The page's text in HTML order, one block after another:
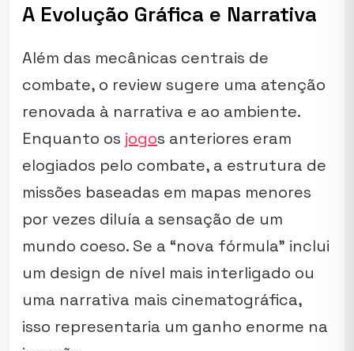
A Evolução Gráfica e Narrativa
Além das mecânicas centrais de
combate, o review sugere uma atenção
renovada à narrativa e ao ambiente.
Enquanto os jogos anteriores eram
elogiados pelo combate, a estrutura de
missões baseadas em mapas menores
por vezes diluía a sensação de um
mundo coeso. Se a “nova fórmula” inclui
um design de nível mais interligado ou
uma narrativa mais cinematográfica,
isso representaria um ganho enorme na